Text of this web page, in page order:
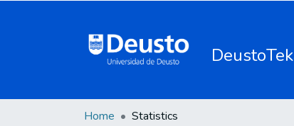
Home Statistics